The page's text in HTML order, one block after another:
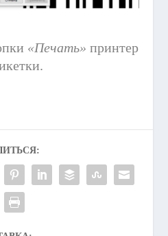
«Печать» принтер